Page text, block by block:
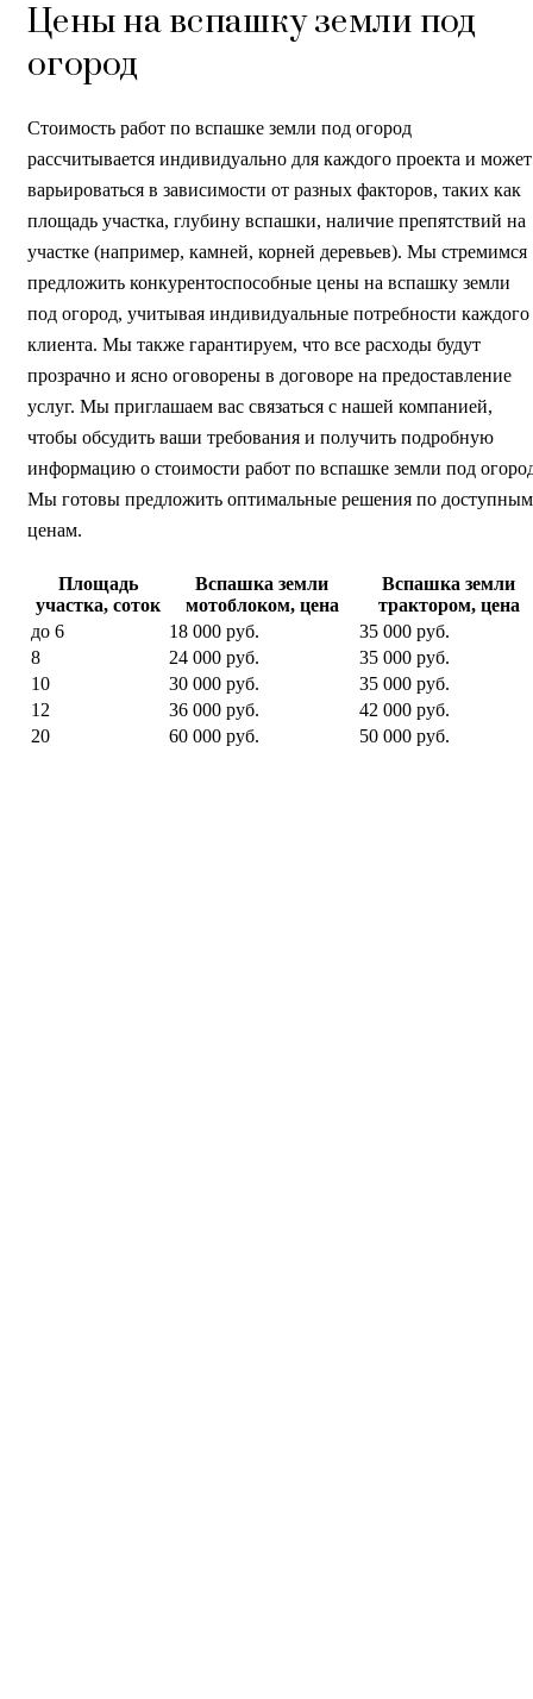
Цены на вспашку земли под
огород
Стоимость работ по вспашке земли под огород
рассчитывается индивидуально для каждого проекта и может
варьироваться в зависимости от разных факторов, таких как
площадь участка, глубину вспашки, наличие препятствий на
участке (например, камней, корней деревьев). Мы стремимся
предложить конкурентоспособные цены на вспашку земли
под огород, учитывая индивидуальные потребности каждого
клиента. Мы также гарантируем, что все расходы будут
прозрачно и ясно оговорены в договоре на предоставление
услуг. Мы приглашаем вас связаться с нашей компанией,
чтобы обсудить ваши требования и получить подробную
информацию о стоимости работ по вспашке земли под
Мы готовы предложить оптимальные решения по доступным
ценам.
Площадь
участка, соток
Вспашка земли
мотоблоком, цена
Вспашка земли
трактором, цена
до 6
18 000 руб.
35 000 руб.
8
24 000 руб.
35 000 руб.
10
30 000 руб.
35 000 руб.
12
36 000 руб.
42 000 руб.
20
60 000 руб. 50 000 руб.